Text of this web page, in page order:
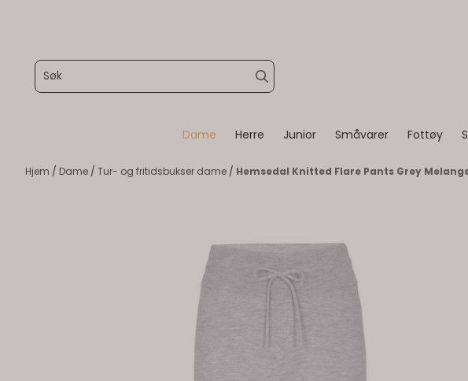
Dame Herre Junior Småvarer Fottøy
Hjem / Dame / Tur- og fritidsbukser dame / Hemsedal Knitted Flare Pants Grey